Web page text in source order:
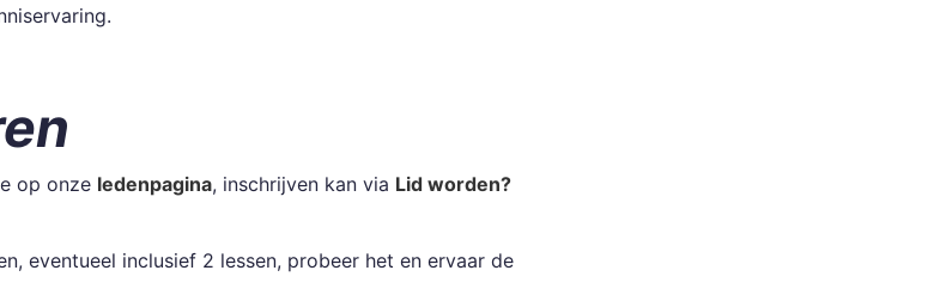
op onze ledenpagina, inschrijven kan via Lid worden?
eventueel inclusief 2 lessen, probeer het en ervaar de